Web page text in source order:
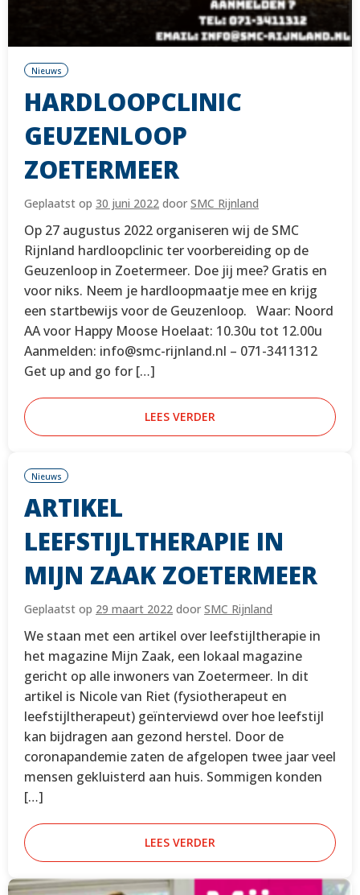
Nieuws
HARDLOOPCLINIC
GEUZENLOOP
ZOETERMEER
Geplaatst op 30 juni 2022 door SMC Rijnland
Op 27 augustus 2022 organiseren wij de SMC
Rijnland hardloopclinic ter voorbereiding op de
Geuzenloop in Zoetermeer. Doe jij mee? Gratis en
voor niks. Neem je hardloopmaatje mee en krijg
een startbewijs voor de Geuzenloop. Waar: Noord
AA voor Happy Moose Hoelaat: 10.30u tot 12.00u
Aanmelden: info@smc-rijnland.nl – 071-3411312
Get up and go for […]
LEES VERDER
Nieuws
ARTIKEL
LEEFSTIJLTHERAPIE IN
MIJN ZAAK ZOETERMEER
Geplaatst op 29 maart 2022 door SMC Rijnland
We staan met een artikel over leefstijltherapie in
het magazine Mijn Zaak, een lokaal magazine
gericht op alle inwoners van Zoetermeer. In dit
artikel is Nicole van Riet (fysiotherapeut en
leefstijltherapeut) geïnterviewd over hoe leefstijl
kan bijdragen aan gezond herstel. Door de
coronapandemie zaten de afgelopen twee jaar veel
mensen gekluisterd aan huis. Sommigen konden
[…]
LEES VERDER